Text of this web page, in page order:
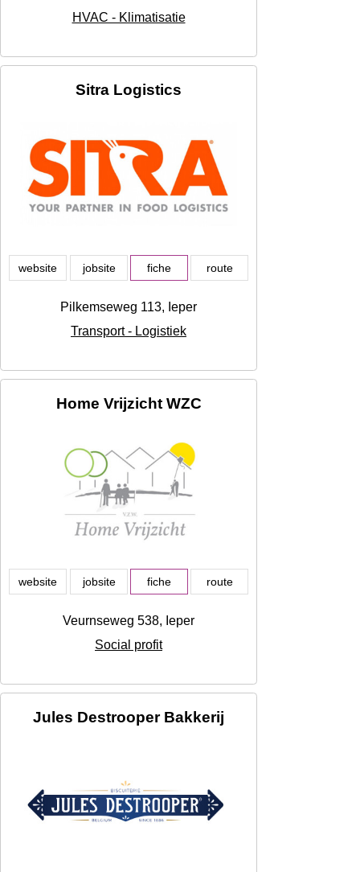
HVAC - Klimatisatie
Sitra Logistics
website jobsite fiche route
Pilkemseweg 113, Ieper
Transport - Logistiek
Home Vrijzicht WZC
website jobsite fiche route
Veurnseweg 538, Ieper
Social profit
Jules Destrooper Bakkerij